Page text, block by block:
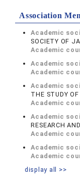
Association
Academic
SOCIETY OF
Academic
Academic
Academic
Academic
THE STUDY
Academic
Academic
RESEARCH
Academic
Academic
Academic
display all >>